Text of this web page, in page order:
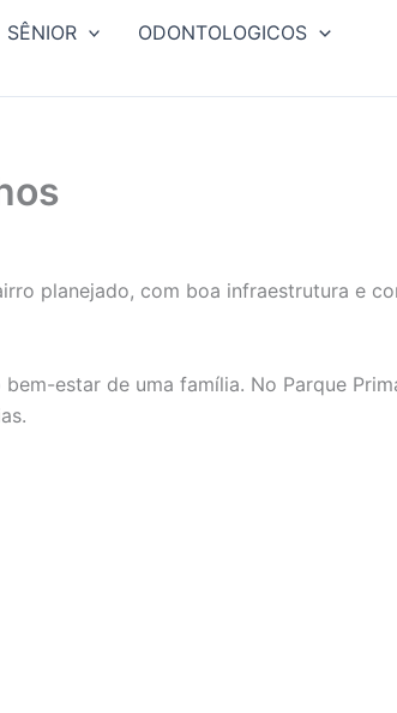
SÊNIOR
ODONTOLOGICOS
planejado, com boa infraestrutura e
estar de uma família. No Parque